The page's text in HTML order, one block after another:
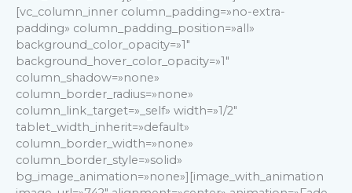
[vc_column_inner column_padding=»no-extra-
padding» column_padding_position=»all»
background_color_opacity=»1″
background_hover_color_opacity=»1″
column_shadow=»none»
column_border_radius=»none»
column_link_target=»_self» width=»1/2″
tablet_width_inherit=»default»
column_border_width=»none»
column_border_style=»solid»
bg_image_animation=»none»][image_with_animation